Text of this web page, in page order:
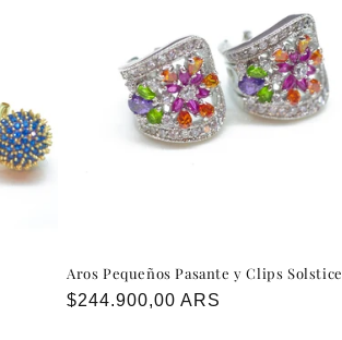
Aros Pequeños Pasante y Clips Solstice
Precio
$244.900,00 ARS